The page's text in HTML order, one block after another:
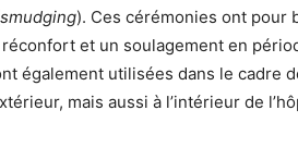
smudging). Ces cérémonies ont pour
réconfort et un soulagement en
également utilisées dans le cadre
mais aussi à l’intérieur de